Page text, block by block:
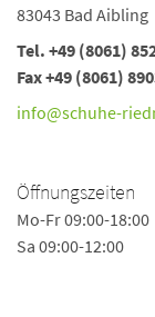
83043 Bad Aibling
Tel. +49 (8061)
Fax +49 (8061)
info@schuhe-
Öffnungszeiten
Mo-Fr 09:00-18:00
Sa 09:00-12:00